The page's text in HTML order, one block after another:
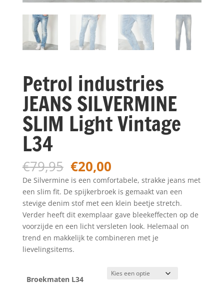
Petrol industries
JEANS SILVERMINE
SLIM Light Vintage
L34
€79,95 Oorspronkelijke
prijs
was:
€79,95.
€20,00Huidige
prijs
is:
€20,00.
De Silvermine is een comfortabele, strakke jeans met
een slim fit. De spijkerbroek is gemaakt van een
stevige denim stof met een klein beetje stretch.
Verder heeft dit exemplaar gave bleekeffecten op de
voorzijde en een licht versleten look. Helemaal on
trend en makkelijk te combineren met je
lievelingsitems.
Broekmaten L34